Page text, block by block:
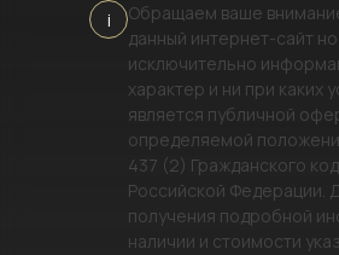
i
Обращаем ваше
данный интернет-сайт
исключительно
характер и ни при каких
является публичной
определяемой
437 (2) Гражданского
Российской Федерации.
получения подробной
наличии и стоимости